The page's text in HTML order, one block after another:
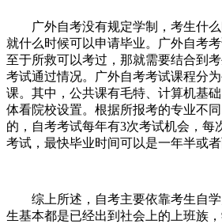
广外自考没有规定学制，考生什
就什么时候可以申请毕业。广外自考
至于所救可以考过，那就需要结合到
考试通过情况。广外自考考试课程分
课。其中，公共课有毛特、计算机基
体看院校设置。根据所报考的专业不
的，自考考试每年有3次考试机会，每
考试，最快毕业时间可以是一年半或者
综上所述，自考主要依靠考生自
生基本都是已经出到社会上的上班族